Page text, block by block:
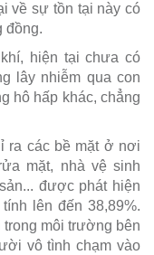
về sự tồn tại này có
đồng.
hiện tại chưa có
lây nhiễm qua con
hô hấp khác, chẳng
ra các bề mặt ở nơi
mặt, nhà vệ sinh
được phát hiện
lên đến 38,89%.
môi trường bên
vô tình chạm vào